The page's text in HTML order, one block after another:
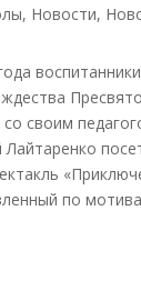
, Новости,
своим
по